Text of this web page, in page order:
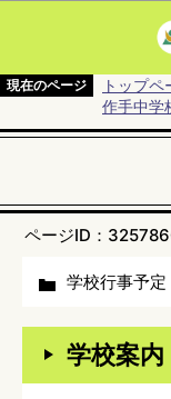
現在のページ トップペ
作手中学
ページID：
学校行事予定
学校案内